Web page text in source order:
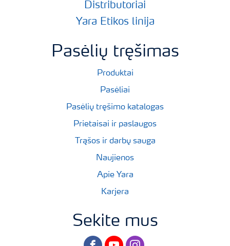
Distributoriai
Yara Etikos linija
Pasėlių tręšimas
Produktai
Pasėliai
Pasėlių tręšimo katalogas
Prietaisai ir paslaugos
Trąšos ir darbų sauga
Naujienos
Apie Yara
Karjera
Sekite mus
facebookyoutubeinstagram